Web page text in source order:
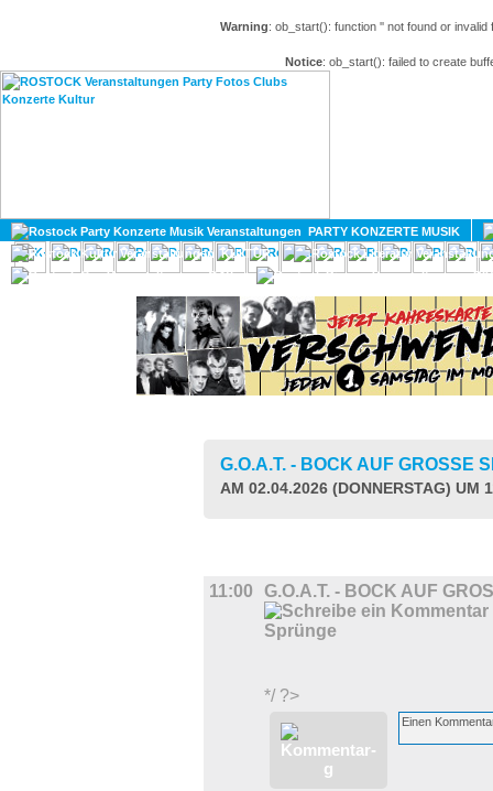
Warning: ob_start(): function '' not found or
Notice: ob_start(): failed to create
PARTY KONZERTE MUSIK
KULTUR
GAY
G.O.A.T. - BOCK AUF GROSSE
AM 02.04.2026 (DONNERSTAG) UM
11:00 G.O.A.T. - BOCK AUF
*/ ?>